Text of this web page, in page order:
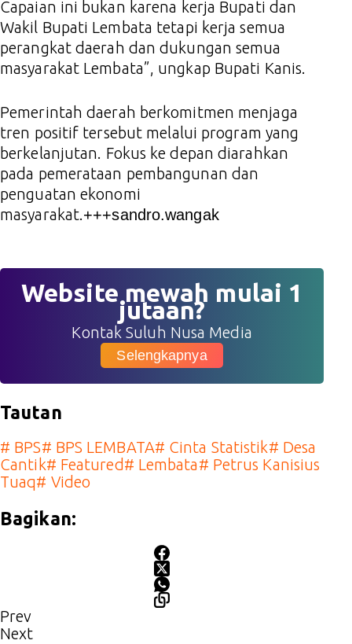
Capaian ini bukan karena kerja Bupati dan
Wakil Bupati Lembata tetapi kerja semua
perangkat daerah dan dukungan semua
masyarakat Lembata”, ungkap Bupati Kanis.
Pemerintah daerah berkomitmen menjaga
tren positif tersebut melalui program yang
berkelanjutan. Fokus ke depan diarahkan
pada pemerataan pembangunan dan
penguatan ekonomi
masyarakat.+++sandro.wangak
Website mewah mulai 1
jutaan?
Kontak Suluh Nusa Media
Selengkapnya
Tautan
# BPS# BPS LEMBATA# Cinta Statistik# Desa
Cantik# Featured# Lembata# Petrus Kanisius
Tuaq# Video
Bagikan:
Prev
Next